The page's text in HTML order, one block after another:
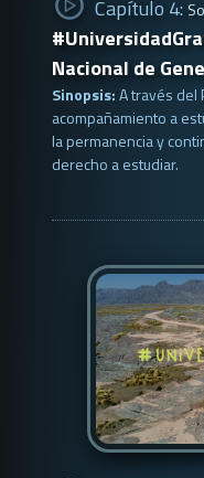
Capítulo 4:
Nacional de
Sinopsis:A través del
acompañamiento a
la permanencia y
derecho a estudiar.